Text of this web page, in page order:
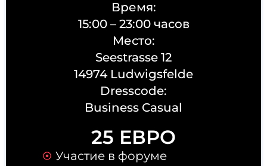
Время:
15:00 – 23:00 часов
Место:
Seestrasse 12
14974 Ludwigsfelde
Dresscode:
Business Casual
25 ЕВРО
Участие в форуме